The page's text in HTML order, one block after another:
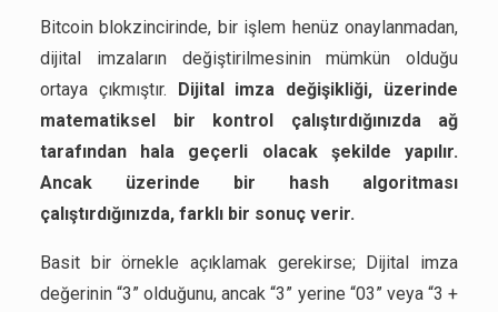
Bitcoin blokzincirinde, bir işlem henüz onaylanmadan,
dijital imzaların değiştirilmesinin mümkün olduğu
ortaya çıkmıştır. Dijital imza değişikliği, üzerinde
matematiksel bir kontrol çalıştırdığınızda ağ
tarafından hala geçerli olacak şekilde yapılır.
Ancak üzerinde bir hash algoritması
çalıştırdığınızda, farklı bir sonuç verir.
Basit bir örnekle açıklamak gerekirse; Dijital imza
değerinin “3” olduğunu, ancak “3” yerine “03” veya “3 +